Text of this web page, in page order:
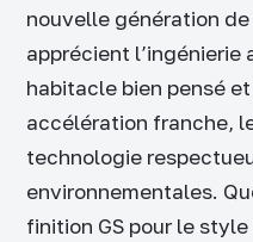
nouvelle génération
apprécient l’ingénierie
habitacle bien pensé
accélération franche,
technologie
environnementales.
finition GS pour le